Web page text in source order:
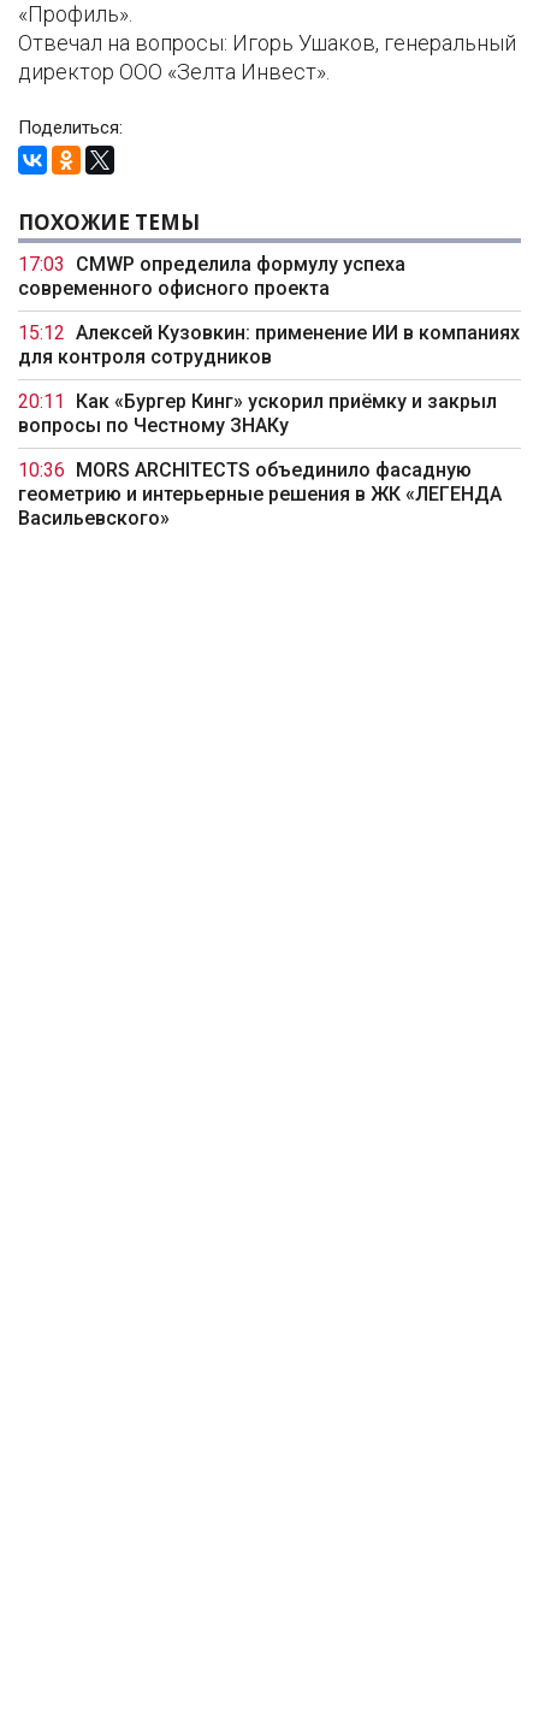
«Профиль».
Отвечал на вопросы: Игорь Ушаков, генеральный
директор ООО «Зелта Инвест».
Поделиться:
ПОХОЖИЕ ТЕМЫ
17:03
CMWP определила формулу успеха
современного офисного проекта
15:12 Алексей Кузовкин: применение ИИ в компаниях
для контроля сотрудников
20:11
Как «Бургер Кинг» ускорил приёмку и закрыл
вопросы по Честному ЗНАКу
10:36
MORS ARCHITECTS объединило фасадную
геометрию и интерьерные решения в ЖК «ЛЕГЕНДА
Васильевского»